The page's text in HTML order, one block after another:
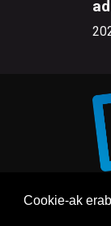
Cookie-ak